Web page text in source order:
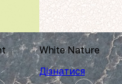
White Nature
Дізнатися